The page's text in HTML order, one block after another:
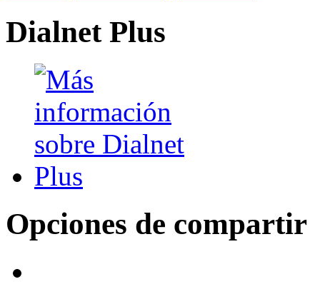
Dialnet Plus
Opciones de compartir